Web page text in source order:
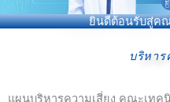
ยินดีต้อนรับสู่ค
บริหาร
แผนบริหารความเสี่ยง คณะเทค